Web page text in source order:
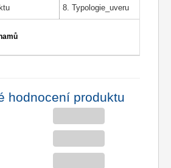
8. Typologie_uveru
hodnocení produktu